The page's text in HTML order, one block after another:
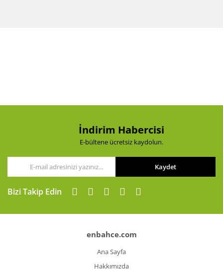
Ürün fiyatı diğer sitelerden daha pahalı.
Gönder
İndirim Habercisi
E-bültene ücretsiz kaydolun.
Kaydet
Bizi Takip Edin
enbahce.com
Ana Sayfa
Hakkımızda